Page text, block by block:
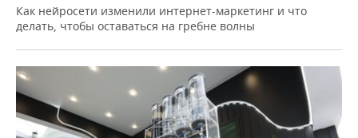
Как нейросети изменили интернет-маркетинг и что
делать, чтобы оставаться на гребне волны